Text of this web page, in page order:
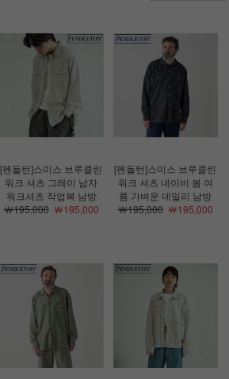
[펜들턴]스미스 브루클린
워크 셔츠 그레이 남자
워크셔츠 작업복 남방
￦195,000￦195,000
[펜들턴]스미스 브루클린
워크 셔츠 네이비 봄 여
름 가벼운 데일리 남방
￦195,000￦195,000